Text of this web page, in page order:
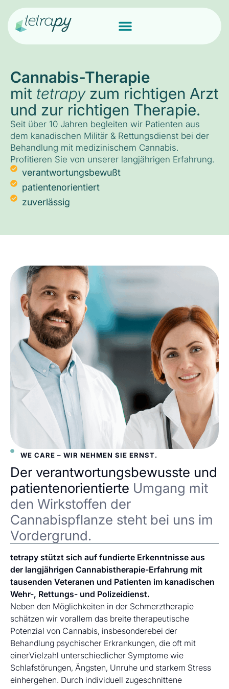
Cannabis-Therapie
mit tetrapyzum richtigen Arzt
und zur richtigen Therapie.
Seit über 10 Jahren begleiten wir Patienten aus
dem kanadischen Militär & Rettungsdienst bei der
Behandlung mit medizinischem Cannabis.
Profitieren Sie von unserer langjährigen Erfahrung.
verantwortungsbewußt
patientenorientiert
zuverlässig
WE CARE – WIR NEHMEN SIE ERNST.
Der verantwortungsbewusste und
patientenorientierte Umgang mit
den Wirkstoffen der
Cannabispflanze steht bei uns im
Vordergrund.
tetrapy stützt sich auf fundierte Erkenntnisse aus
der langjährigen Cannabistherapie-Erfahrung mit
tausenden Veteranen und Patienten im kanadischen
Wehr-, Rettungs- und Polizeidienst.
Neben den Möglichkeiten in der Schmerztherapie
schätzen wir vorallem das breite therapeutische
Potenzial von Cannabis, insbesonderebei der
Behandlung psychischer Erkrankungen, die oft mit
einerVielzahl unterschiedlicher Symptome wie
Schlafstörungen, Ängsten, Unruhe und starkem Stress
einhergehen. Durch individuell zugeschnittene